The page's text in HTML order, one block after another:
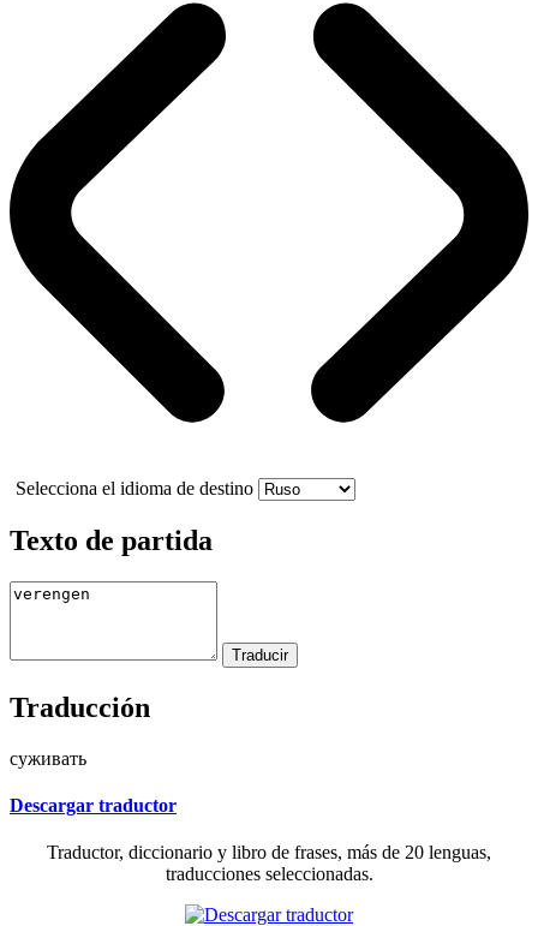
Selecciona el idioma de destino
Texto de partida
Traducción
суживать
Descargar traductor
Traductor, diccionario y libro de frases, más de 20 lenguas,
traducciones seleccionadas.